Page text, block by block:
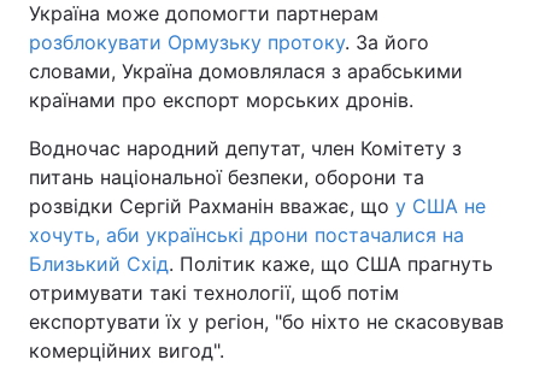
Україна може допомогти партнерам
розблокувати Ормузьку протоку. За його
словами, Україна домовлялася з арабськими
країнами про експорт морських дронів.
Водночас народний депутат, член Комітету з
питань національної безпеки, оборони та
розвідки Сергій Рахманін вважає, що у США не
хочуть, аби українські дрони постачалися на
Близький Схід. Політик каже, що США прагнуть
отримувати такі технології, щоб потім
експортувати їх у регіон, "бо ніхто не скасовував
комерційних вигод".